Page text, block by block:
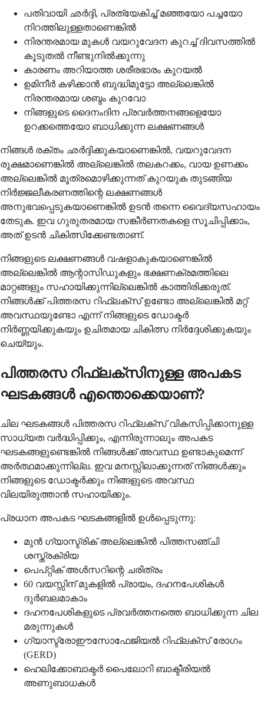
പതിവായി ഛർദ്ദി, പ്രത്യേകിച്ച് മഞ്ഞയോ പച്ചയോ
നിറത്തിലുള്ളതാണെങ്കിൽ
നിരന്തരമായ മുകൾ വയറുവേദന കുറച്ച് ദിവസത്തിൽ
കൂടുതൽ നീണ്ടുനിൽക്കുന്നു
കാരണം അറിയാത്ത ശരീരഭാരം കുറയൽ
ഉമിനീർ കഴിക്കാൻ ബുദ്ധിമുട്ടോ അല്ലെങ്കിൽ
നിരന്തരമായ ശബ്ദം കുറവോ
നിങ്ങളുടെ ദൈനംദിന പ്രവർത്തനങ്ങളെയോ
ഉറക്കത്തെയോ ബാധിക്കുന്ന ലക്ഷണങ്ങൾ
നിങ്ങൾ രക്തം ഛർദ്ദിക്കുകയാണെങ്കിൽ, വയറുവേദന
രൂക്ഷമാണെങ്കിൽ അല്ലെങ്കിൽ തലകറക്കം, വായ ഉണക്കം
അല്ലെങ്കിൽ മൂത്രമൊഴിക്കുന്നത് കുറയുക തുടങ്ങിയ
നിർജ്ജലീകരണത്തിന്റെ ലക്ഷണങ്ങൾ
അനുഭവപ്പെടുകയാണെങ്കിൽ ഉടൻ തന്നെ വൈദ്യസഹായം
തേടുക. ഇവ ഗുരുതരമായ സങ്കീർണതകളെ സൂചിപ്പിക്കാം,
അത് ഉടൻ ചികിത്സിക്കേണ്ടതാണ്.
നിങ്ങളുടെ ലക്ഷണങ്ങൾ വഷളാകുകയാണെങ്കിൽ
അല്ലെങ്കിൽ ആന്റാസിഡുകളും ഭക്ഷണക്രമത്തിലെ
മാറ്റങ്ങളും സഹായിക്കുന്നില്ലെങ്കിൽ കാത്തിരിക്കരുത്.
നിങ്ങൾക്ക് പിത്തരസ റിഫ്ലക്സ് ഉണ്ടോ അല്ലെങ്കിൽ മറ്റ്
അവസ്ഥയുണ്ടോ എന്ന് നിങ്ങളുടെ ഡോക്ടർ
നിർണ്ണയിക്കുകയും ഉചിതമായ ചികിത്സ നിർദ്ദേശിക്കുകയും
ചെയ്യും.
പിത്തരസ റിഫ്ലക്സിനുള്ള അപകട
ഘടകങ്ങൾ എന്തൊക്കെയാണ്?
ചില ഘടകങ്ങൾ പിത്തരസ റിഫ്ലക്സ് വികസിപ്പിക്കാനുള്ള
സാധ്യത വർദ്ധിപ്പിക്കും, എന്നിരുന്നാലും അപകട
ഘടകങ്ങളുണ്ടെങ്കിൽ നിങ്ങൾക്ക് അവസ്ഥ ഉണ്ടാകുമെന്ന്
അർത്ഥമാക്കുന്നില്ല. ഇവ മനസ്സിലാക്കുന്നത് നിങ്ങൾക്കും
നിങ്ങളുടെ ഡോക്ടർക്കും നിങ്ങളുടെ അവസ്ഥ
വിലയിരുത്താൻ സഹായിക്കും.
പ്രധാന അപകട ഘടകങ്ങളിൽ ഉൾപ്പെടുന്നു:
മുൻ ഗ്യാസ്ട്രിക് അല്ലെങ്കിൽ പിത്തസഞ്ചി
ശസ്ത്രക്രിയ
പെപ്റ്റിക് അൾസറിന്റെ ചരിത്രം
60 വയസ്സിന് മുകളിൽ പ്രായം, ദഹനപേശികൾ
ദുർബലമാകാം
ദഹനപേശികളുടെ പ്രവർത്തനത്തെ ബാധിക്കുന്ന ചില
മരുന്നുകൾ
ഗ്യാസ്ട്രോഈസോഫേജിയൽ റിഫ്ലക്സ് രോഗം
(GERD)
ഹെലിക്കോബാക്ടർ പൈലോറി ബാക്ടീരിയൽ
അണുബാധകൾ